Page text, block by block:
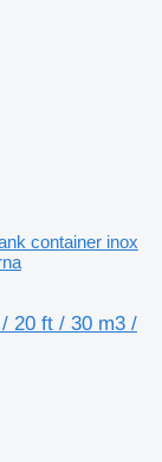
container inox
20 ft / 30 m3 /